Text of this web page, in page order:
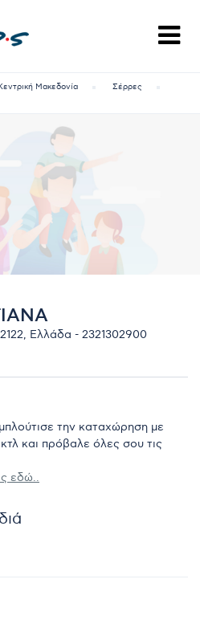
Μακεδονία
Σέρρες
Ελλάδα - 2321302900
την καταχώρηση με
και πρόβαλε όλες σου τις
εδώ..